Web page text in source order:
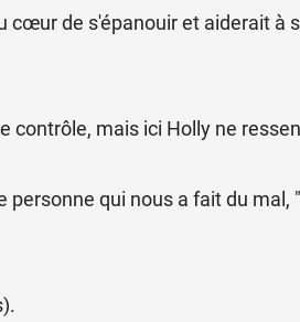
de s'épanouir et aiderait
contrôle, mais ici Holly ne
personne qui nous a fait du